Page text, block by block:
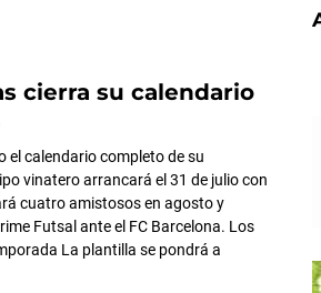
cierra su calendario
el calendario completo de su
vinatero arrancará el 31 de julio con
cuatro amistosos en agosto y
Futsal ante el FC Barcelona. Los
La plantilla se pondrá a